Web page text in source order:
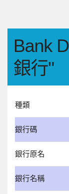
Bank
銀行"
種類
銀行碼
銀行原名
銀行名稱